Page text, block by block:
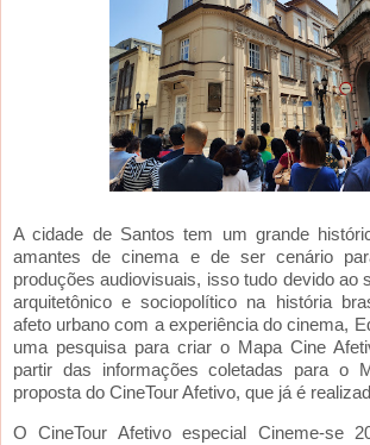
A cidade de Santos tem um grande
amantes de cinema e de ser cenário
produções audiovisuais, isso tudo devido ao
arquitetônico e sociopolítico na história
afeto urbano com a experiência do cinema,
uma pesquisa para criar o Mapa Cine
partir das informações coletadas para o
proposta do CineTour Afetivo, que já é
O CineTour Afetivo especial Cineme-se